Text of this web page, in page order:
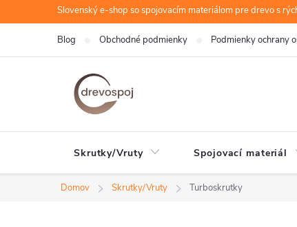
na
Slovenský e-shop so spojovacím materiálom pre drevo s
Blog Obchodné podmienky Podmienky ochrany
Skrutky/Vruty Spojovací materiál
Domov Skrutky/Vruty Turboskrutky